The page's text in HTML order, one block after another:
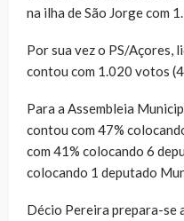
na ilha de São Jorge com
Por sua vez o PS/Açores,
contou com 1.020 votos
Para a Assembleia
contou com 47%
com 41% colocando 6
colocando 1 deputado
Décio Pereira prepara-se